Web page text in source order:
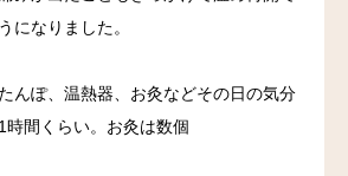
になりました。
んぽ、温熱器、お灸などその日の気分
時間くらい。お灸は数個